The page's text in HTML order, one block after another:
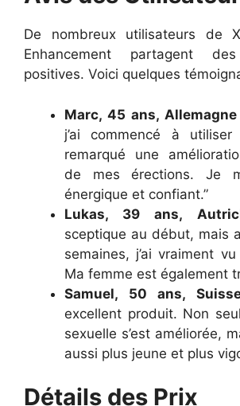
De nombreux utilisateurs de
Enhancement partagent
positives. Voici quelques
Marc, 45 ans, Allemagne
j’ai commencé à utiliser
remarqué une
de mes érections. Je
énergique et confiant.”
Lukas, 39 ans,
sceptique au début, mais
semaines, j’ai vraiment
Ma femme est également
Samuel, 50 ans,
excellent produit. Non
sexuelle s’est améliorée,
aussi plus jeune et plus
Détails des Prix